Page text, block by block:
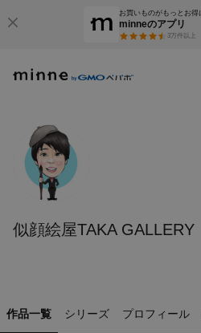
お買いものがもっとお得
minneのアプリ
3万件以上
似顔絵屋TAKA GALLERY
作品一覧 シリーズ プロフィール